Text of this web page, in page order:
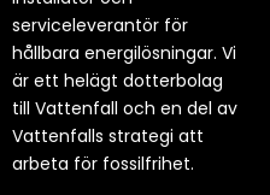
serviceleverantör för
hållbara energilösningar. Vi
är ett helägt dotterbolag
till Vattenfall och en del av
Vattenfalls strategi att
arbeta för fossilfrihet.